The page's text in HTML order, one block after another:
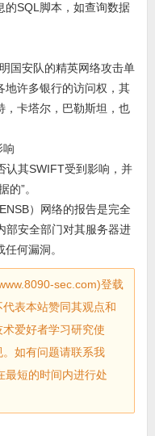
的SQL脚本，如查询数据
国安队的精英网络攻击单
地许多银行的访问权，其
，卡塔尔，巴勒斯坦，也
响
认其SWIFT受到影响，并
”。
）网络的报告是完全
部安全部门对其服务器进
何漏洞。
sec.com)登载
表本站赞同其观点和
爱好者学习研究使
如有问题请联系我
最短的时间内进行处